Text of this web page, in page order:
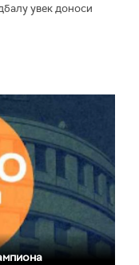
увек доноси